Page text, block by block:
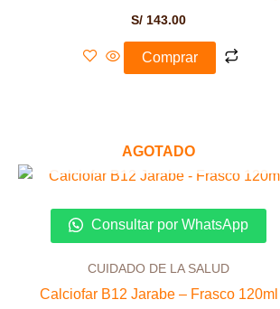
S/ 143.00
Comprar
AGOTADO
Consultar por WhatsApp
CUIDADO DE LA SALUD
Calciofar B12 Jarabe – Frasco 120ml